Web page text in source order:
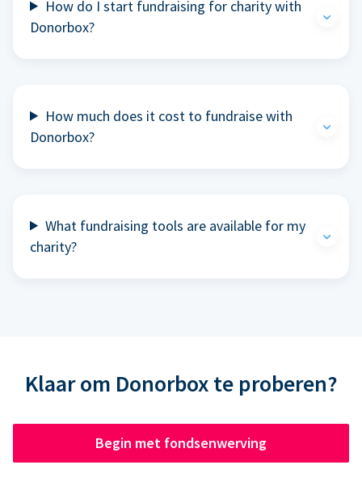
How do I start fundraising for charity with
Donorbox?
How much does it cost to fundraise with
Donorbox?
What fundraising tools are available for my
charity?
Klaar om Donorbox te proberen?
Begin met fondsenwerving